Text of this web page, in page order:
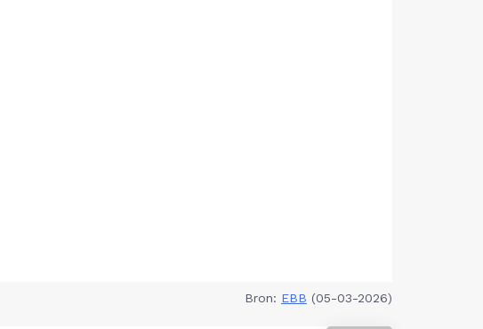
Bron: EBB (05-03-2026)